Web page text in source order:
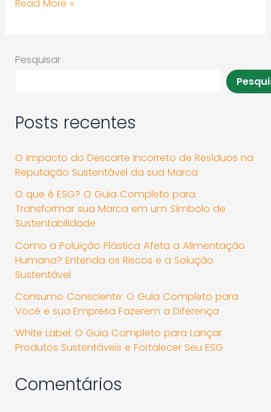
Read More »
Pesquisar
Posts recentes
O Impacto do Descarte Incorreto de Resíduos na
Reputação Sustentável da sua Marca
O que é ESG? O Guia Completo para
Transformar sua Marca em um Símbolo de
Sustentabilidade
Como a Poluição Plástica Afeta a Alimentação
Humana? Entenda os Riscos e a Solução
Sustentável
Consumo Consciente: O Guia Completo para
Você e sua Empresa Fazerem a Diferença
White Label: O Guia Completo para Lançar
Produtos Sustentáveis e Fortalecer Seu ESG
Comentários